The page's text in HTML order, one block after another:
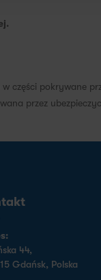
części pokrywane
przez
44,
Gdańsk, Polska